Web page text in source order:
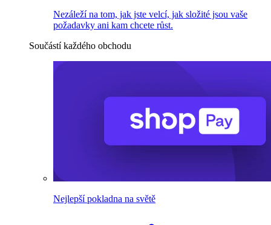
Nezáleží na tom, jak jste velcí, jak složité jsou vaše
požadavky ani kam chcete růst.
Součástí každého obchodu
Nejlepší pokladna na světě